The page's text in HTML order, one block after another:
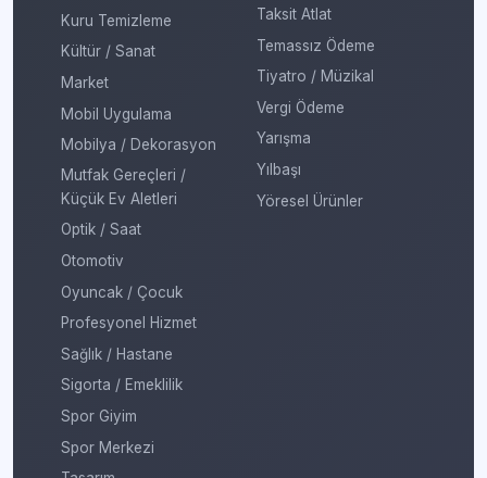
Kuru Temizleme
Kültür / Sanat
Market
Mobil Uygulama
Mobilya / Dekorasyon
Mutfak Gereçleri /
Küçük Ev Aletleri
Optik / Saat
Otomotiv
Oyuncak / Çocuk
Profesyonel Hizmet
Sağlık / Hastane
Sigorta / Emeklilik
Spor Giyim
Spor Merkezi
Taksit Atlat
Temassız Ödeme
Tiyatro / Müzikal
Vergi Ödeme
Yarışma
Yılbaşı
Yöresel Ürünler